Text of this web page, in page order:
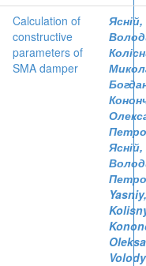
Calculation of
constructive
parameters of
SMA damper
Ясній,